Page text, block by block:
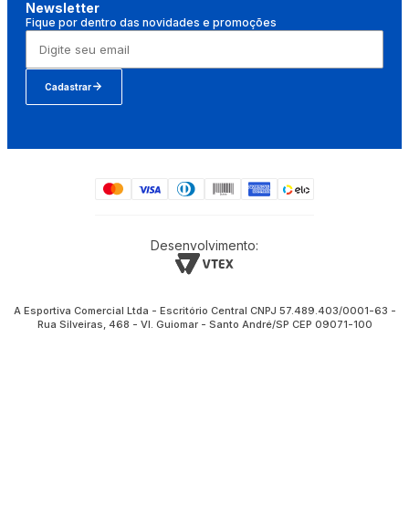
Newsletter
Fique por dentro das novidades e promoções
Cadastrar
Desenvolvimento:
A Esportiva Comercial Ltda - Escritório Central CNPJ 57.489.403/0001-63 -
Rua Silveiras, 468 - Vl. Guiomar - Santo André/SP CEP 09071-100